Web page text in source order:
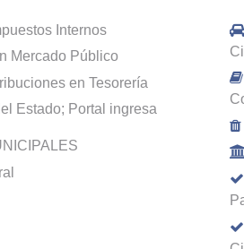
Internos
Mercado Público
en Tesorería
Estado; Portal ingresa